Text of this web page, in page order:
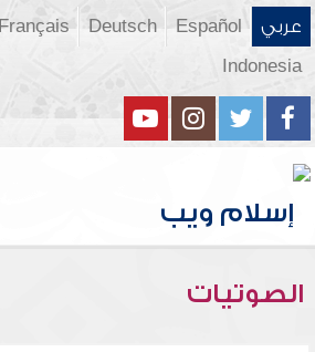
عربي Español
Deutsch
Français
Indonesia
الصوتيات